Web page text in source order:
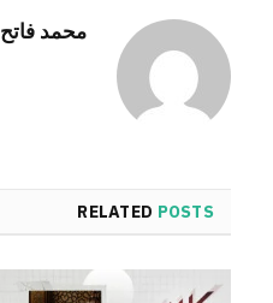
محمد فاتح
RELATED POSTS